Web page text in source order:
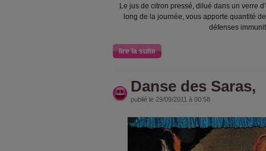
Le jus de citron pressé, dilué dans un verre
long de la journée, vous apporte quantité
défenses
lire la suite
Danse des Saras,
publié le 29/09/2011 à 00:58